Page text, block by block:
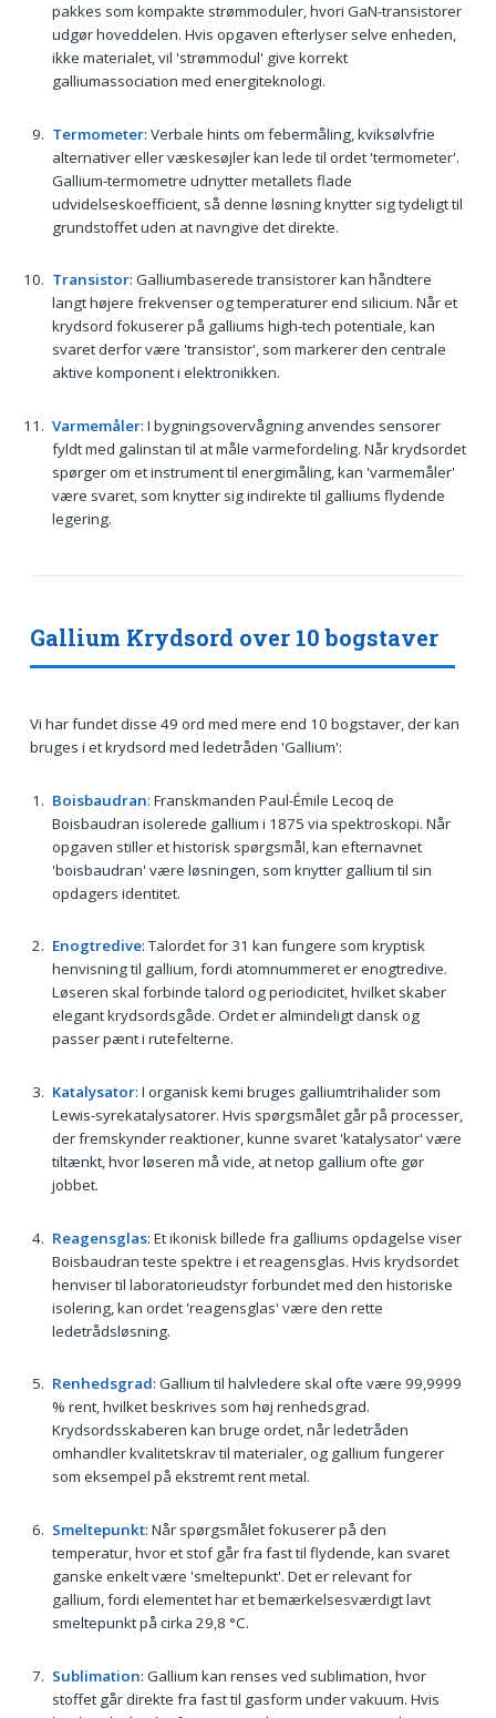
pakkes som kompakte strømmoduler, hvori GaN-transistorer
udgør hoveddelen. Hvis opgaven efterlyser selve enheden,
ikke materialet, vil 'strømmodul' give korrekt
galliumassociation med energiteknologi.
Termometer: Verbale hints om febermåling, kviksølvfrie
alternativer eller væskesøjler kan lede til ordet 'termometer'.
Gallium-termometre udnytter metallets flade
udvidelseskoefficient, så denne løsning knytter sig tydeligt til
grundstoffet uden at navngive det direkte.
Transistor: Galliumbaserede transistorer kan håndtere
langt højere frekvenser og temperaturer end silicium. Når et
krydsord fokuserer på galliums high-tech potentiale, kan
svaret derfor være 'transistor', som markerer den centrale
aktive komponent i elektronikken.
Varmemåler: I bygningsovervågning anvendes sensorer
fyldt med galinstan til at måle varmefordeling. Når krydsordet
spørger om et instrument til energimåling, kan 'varmemåler'
være svaret, som knytter sig indirekte til galliums flydende
legering.
Gallium Krydsord over 10 bogstaver
Vi har fundet disse 49 ord med mere end 10 bogstaver, der kan
bruges i et krydsord med ledetråden 'Gallium':
Boisbaudran: Franskmanden Paul-Émile Lecoq de
Boisbaudran isolerede gallium i 1875 via spektroskopi. Når
opgaven stiller et historisk spørgsmål, kan efternavnet
'boisbaudran' være løsningen, som knytter gallium til sin
opdagers identitet.
Enogtredive: Talordet for 31 kan fungere som kryptisk
henvisning til gallium, fordi atomnummeret er enogtredive.
Løseren skal forbinde talord og periodicitet, hvilket skaber
elegant krydsordsgåde. Ordet er almindeligt dansk og
passer pænt i rutefelterne.
Katalysator: I organisk kemi bruges galliumtrihalider som
Lewis-syrekatalysatorer. Hvis spørgsmålet går på processer,
der fremskynder reaktioner, kunne svaret 'katalysator' være
tiltænkt, hvor løseren må vide, at netop gallium ofte gør
jobbet.
Reagensglas: Et ikonisk billede fra galliums opdagelse viser
Boisbaudran teste spektre i et reagensglas. Hvis krydsordet
henviser til laboratorieudstyr forbundet med den historiske
isolering, kan ordet 'reagensglas' være den rette
ledetrådsløsning.
Renhedsgrad: Gallium til halvledere skal ofte være 99,9999
% rent, hvilket beskrives som høj renhedsgrad.
Krydsordsskaberen kan bruge ordet, når ledetråden
omhandler kvalitetskrav til materialer, og gallium fungerer
som eksempel på ekstremt rent metal.
Smeltepunkt: Når spørgsmålet fokuserer på den
temperatur, hvor et stof går fra fast til flydende, kan svaret
ganske enkelt være 'smeltepunkt'. Det er relevant for
gallium, fordi elementet har et bemærkelsesværdigt lavt
smeltepunkt på cirka 29,8 °C.
Sublimation: Gallium kan renses ved sublimation, hvor
stoffet går direkte fra fast til gasform under vakuum. Hvis